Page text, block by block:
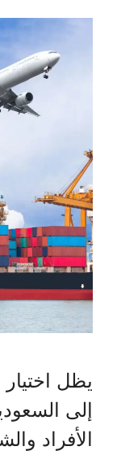
يظل
إلى
الأفراد